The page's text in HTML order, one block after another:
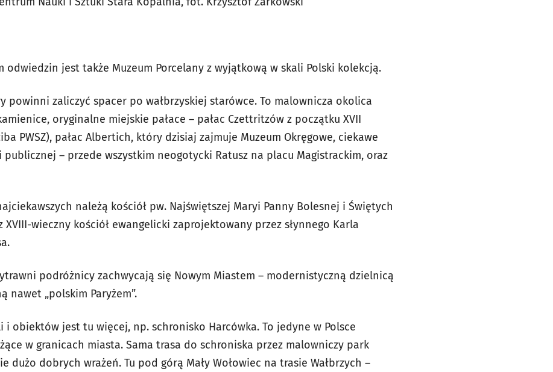
odwiedzin jest także Muzeum Porcelany z wyjątkową w skali Polski kolekcją.
powinni zaliczyć spacer po wałbrzyskiej starówce. To malownicza okolica
oryginalne miejskie pałace – pałac Czettritzów z początku XVII
PWSZ), pałac Albertich, który dzisiaj zajmuje Muzeum Okręgowe, ciekawe
– przede wszystkim neogotycki Ratusz na placu Magistrackim, oraz
należą kościół pw. Najświętszej Maryi Panny Bolesnej i Świętych
XVIII-wieczny kościół ewangelicki zaprojektowany przez słynnego Karla
podróżnicy zachwycają się Nowym Miastem – modernistyczną dzielnicą
nawet „polskim Paryżem”.
i obiektów jest tu więcej, np. schronisko Harcówka. To jedyne w Polsce
w granicach miasta. Sama trasa do schroniska przez malowniczy park
dużo dobrych wrażeń. Tu pod górą Mały Wołowiec na trasie Wałbrzych –